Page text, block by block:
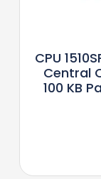
CPU
Central
100 KB